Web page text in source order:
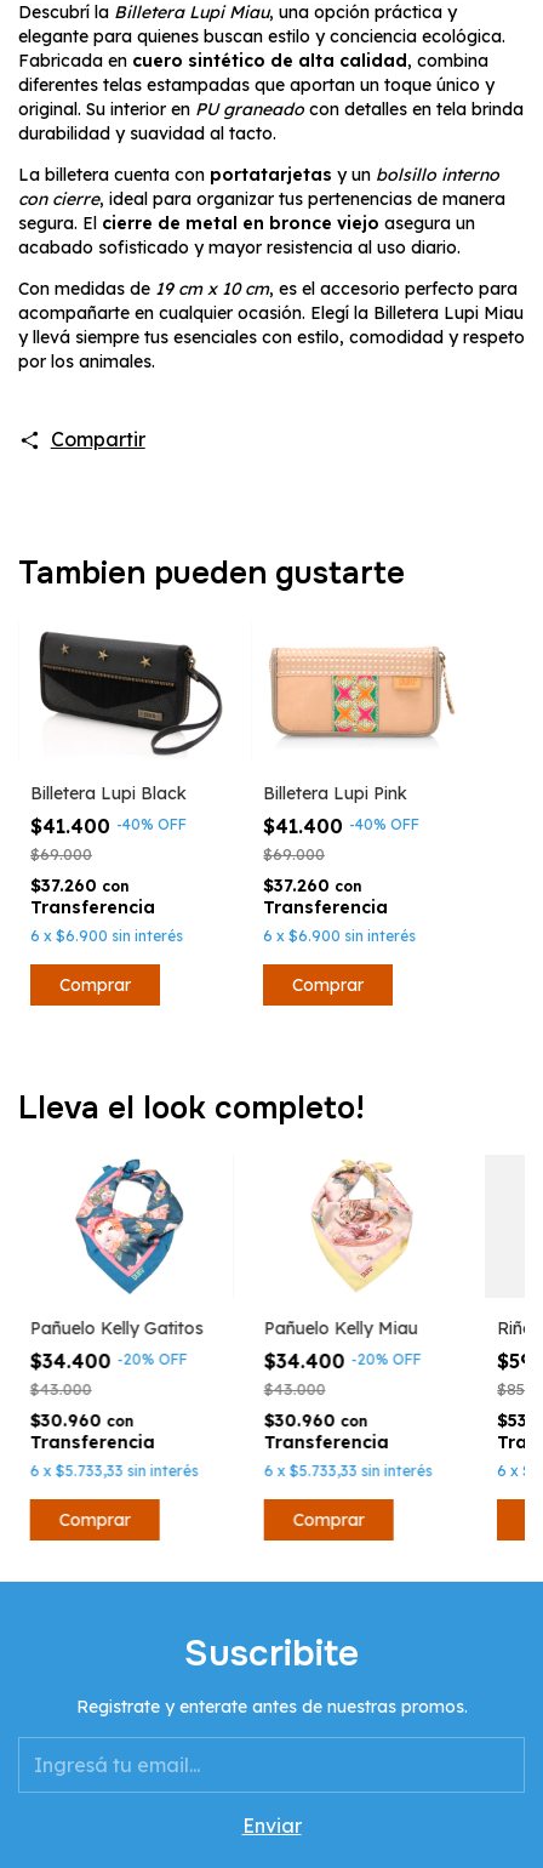
Descubrí la Billetera Lupi Miau, una opción práctica y
elegante para quienes buscan estilo y conciencia ecológica.
Fabricada en cuero sintético de alta calidad, combina
diferentes telas estampadas que aportan un toque único y
original. Su interior en PU graneado con detalles en tela brinda
durabilidad y suavidad al tacto.
La billetera cuenta con portatarjetas y un bolsillo interno
con cierre, ideal para organizar tus pertenencias de manera
segura. El cierre de metal en bronce viejo asegura un
acabado sofisticado y mayor resistencia al uso diario.
Con medidas de 19 cm x 10 cm, es el accesorio perfecto para
acompañarte en cualquier ocasión. Elegí la Billetera Lupi Miau
y llevá siempre tus esenciales con estilo, comodidad y respeto
por los animales.
Compartir
Tambien pueden gustarte
Billetera Lupi Black
$41.400 -40% OFF
$69.000
$37.260 con
6 x $6.900 sin interés
Billetera Lupi Pink
$41.400 -40%OFF
$69.000
$37.260 con
6 x$6.900 sin interés
Lleva el look completo!
Pañuelo Kelly Gatitos
$34.400 -20% OFF
$43.000
$30.960 con
6 x$5.733,33 sin interés
Pañuelo Kelly Miau
$34.400 -20% OFF
$43.000
$30.960 con
6 x$5.733,33 sin interés 6 x
Suscribite
Registrate y enterate antes de nuestras promos.